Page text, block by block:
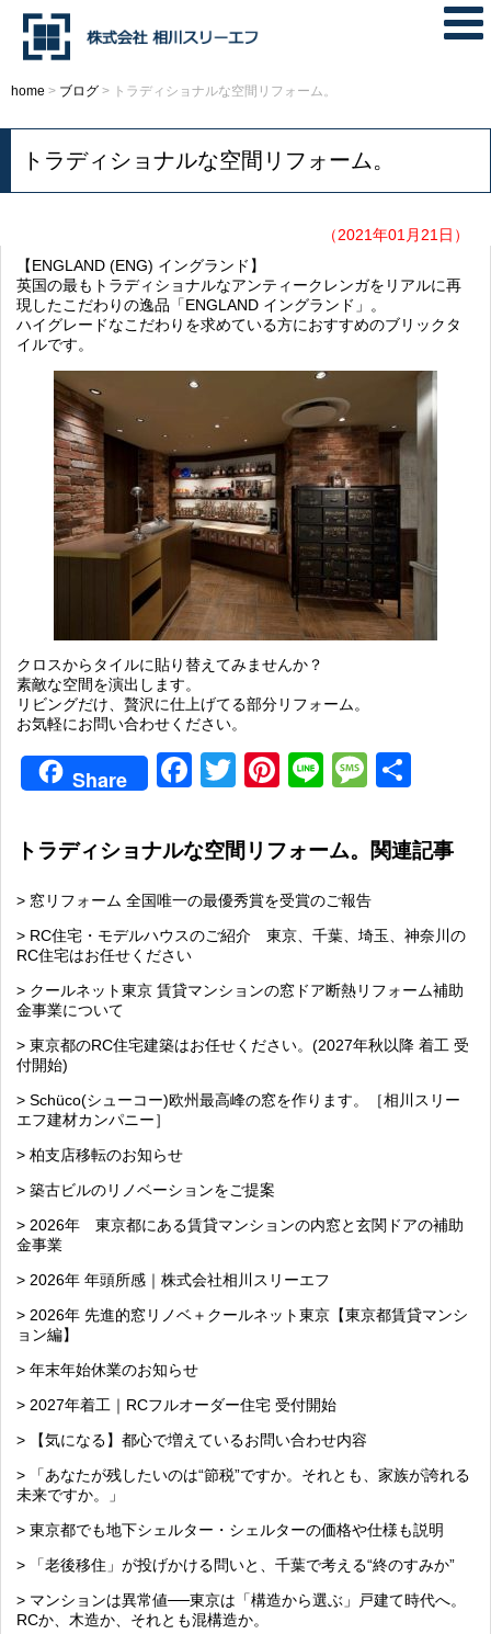
home > ブログ > トラディショナルな空間リフォーム。
トラディショナルな空間リフォーム。
（2021年01月21日）
【ENGLAND (ENG) イングランド】
英国の最もトラディショナルなアンティークレンガをリアルに再
現したこだわりの逸品「ENGLAND イングランド」。
ハイグレードなこだわりを求めている方におすすめのブリックタ
イルです。
クロスからタイルに貼り替えてみませんか？
素敵な空間を演出します。
リビングだけ、贅沢に仕上げてる部分リフォーム。
お気軽にお問い合わせください。
Share Facebook
TwitterPinterest
Line
トラディショナルな空間リフォーム。関連記事
> 窓リフォーム 全国唯一の最優秀賞を受賞のご報告
> RC住宅・モデルハウスのご紹介 東京、千葉、埼玉、神奈川の
RC住宅はお任せください
> クールネット東京 賃貸マンションの窓ドア断熱リフォーム補助
金事業について
> 東京都のRC住宅建築はお任せください。(2027年秋以降 着工 受
付開始)
> Schüco(シューコー)欧州最高峰の窓を作ります。［相川スリー
エフ建材カンパニー］
> 柏支店移転のお知らせ
> 築古ビルのリノベーションをご提案
> 2026年 東京都にある賃貸マンションの内窓と玄関ドアの補助
金事業
> 2026年 年頭所感｜株式会社相川スリーエフ
> 2026年 先進的窓リノベ＋クールネット東京【東京都賃貸マンシ
ョン編】
> 年末年始休業のお知らせ
> 2027年着工｜RCフルオーダー住宅 受付開始
> 【気になる】都心で増えているお問い合わせ内容
> 「あなたが残したいのは“節税”ですか。それとも、家族が誇れる
未来ですか。」
> 東京都でも地下シェルター・シェルターの価格や仕様も説明
> 「老後移住」が投げかける問いと、千葉で考える“終のすみか”
> マンションは異常値──東京は「構造から選ぶ」戸建て時代へ。
RCか、木造か、それとも混構造か。